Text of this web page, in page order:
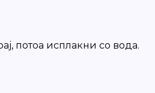
потоа исплакни со вода.